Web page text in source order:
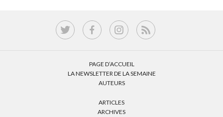
PAGE D’ACCUEIL
LA NEWSLETTER DE LA SEMAINE
AUTEURS
ARTICLES
ARCHIVES